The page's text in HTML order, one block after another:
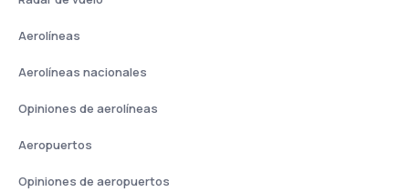
Aerolíneas
Aerolíneas nacionales
Opiniones de aerolíneas
Aeropuertos
Opiniones de aeropuertos